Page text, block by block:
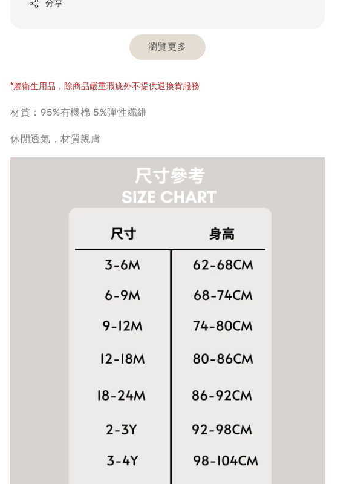
分享
瀏覽更多
*屬衛生用品，除商品嚴重瑕疵外不提供退換貨服務
材質：95%有機棉 5%彈性纖維
休閒透氣，材質親膚